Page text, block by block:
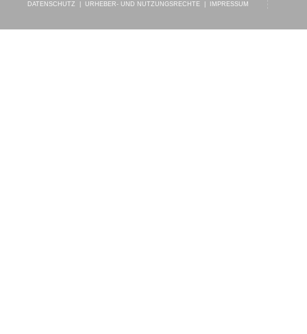
DATENSCHUTZ URHEBER- UND NUTZUNGSRECHTE IMPRESSUM